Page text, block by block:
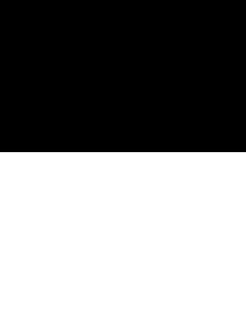
Facebook